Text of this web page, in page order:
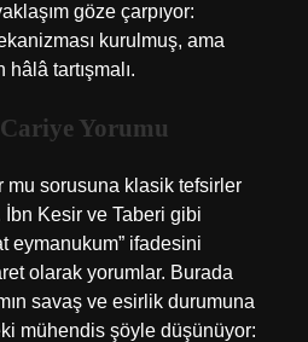
göze çarpıyor:
kurulmuş, ama
hâlâ tartışmalı.
Yorumu
mu sorusuna klasik tefsirler
İbn Kesir ve Taberi gibi
eymanukum” ifadesini
olarak yorumlar. Burada
savaş ve esirlik durumuna
mühendis şöyle düşünüyor: